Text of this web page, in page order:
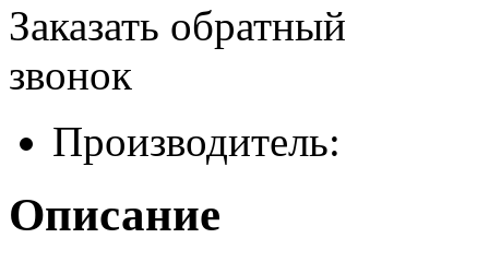
Заказать обратный
звонок
Производитель:
Описание